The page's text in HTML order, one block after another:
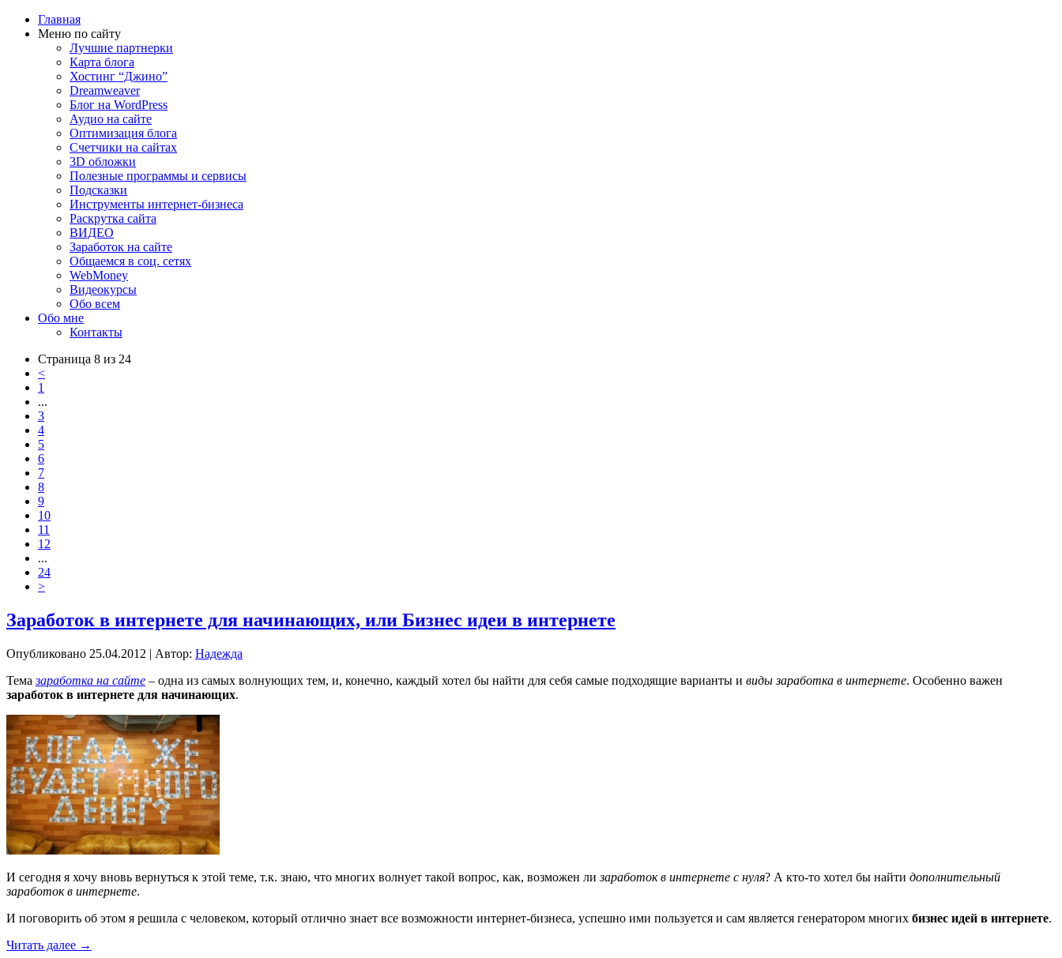
Главная
Меню по сайту
Лучшие партнерки
Карта блога
Хостинг “Джино”
Dreamweaver
Блог на WordPress
Аудио на сайте
Оптимизация блога
Счетчики на сайтах
3D обложки
Полезные программы и сервисы
Подсказки
Инструменты интернет-бизнеса
Раскрутка сайта
ВИДЕО
Заработок на сайте
Общаемся в соц. сетях
WebMoney
Видеокурсы
Обо всем
Обо мне
Контакты
Страница 8 из 24
<
1
...
3
4
5
6
7
8
9
10
11
12
...
24
>
Заработок в интернете для начинающих, или Бизнес идеи в интернете
Опубликовано 25.04.2012 | Автор: Надежда
Темазаработка на сайте – одна из самых волнующих тем, и, конечно, каждый хотел бы найти для себя самые подходящие варианты и виды заработка в интернете. Особенно важен
заработок в интернете для начинающих.
И сегодня я хочу вновь вернуться к этой теме, т.к. знаю, что многих волнует такой вопрос, как, возможен лизаработок в интернете с нуля? А кто-то хотел бы найти дополнительный
заработок в интернете.
И поговорить об этом я решила с человеком, который отлично знает все возможности интернет-бизнеса, успешно ими пользуется и сам является генератором многих бизнес идей в интернете.
Читать далее →